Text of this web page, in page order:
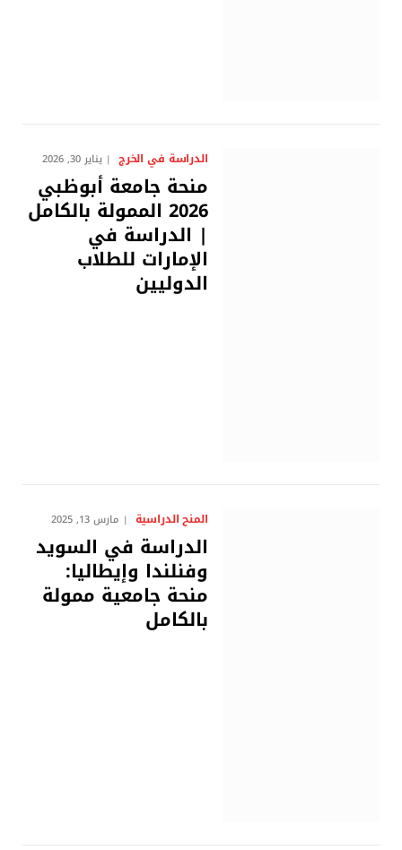
الدراسة في الخرج يناير 30, 2026
منحة جامعة أبوظبي
2026 الممولة بالكامل
| الدراسة في
الإمارات للطلاب
الدوليين
المنح الدراسية مارس 13, 2025
الدراسة في السويد
وفنلندا وإيطاليا:
منحة جامعية ممولة
بالكامل